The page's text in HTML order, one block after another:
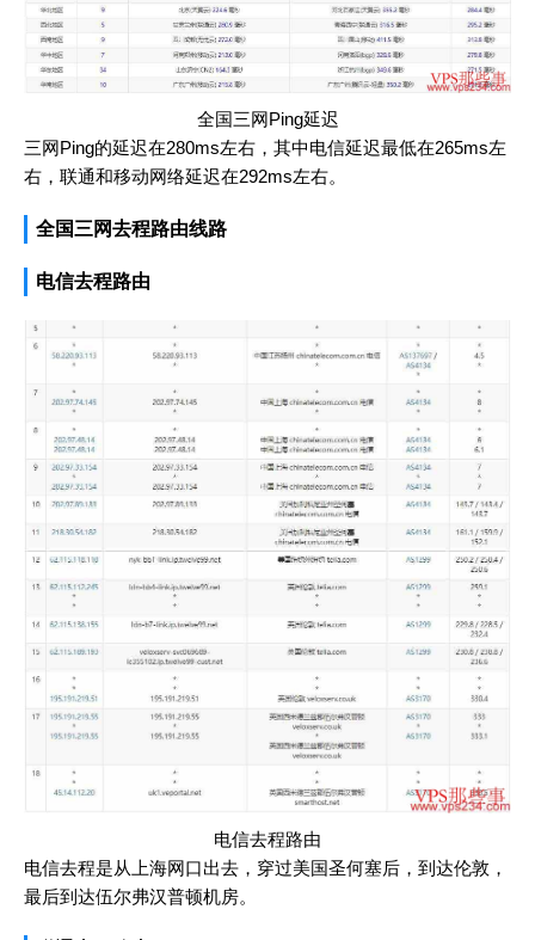
全国三网Ping延迟
三网Ping的延迟在280ms左右，其中电信延迟最低在265ms左
右，联通和移动网络延迟在292ms左右。
全国三网去程路由线路
电信去程路由
电信去程路由
电信去程是从上海网口出去，穿过美国圣何塞后，到达伦敦，
最后到达伍尔弗汉普顿机房。